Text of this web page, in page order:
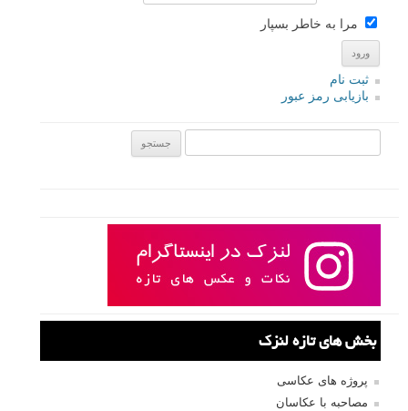
مرا به خاطر بسپار
ثبت نام
بازیابی رمز عبور
بخش های تازه لنزک
پروژه های عکاسی
مصاحبه با عکاسان